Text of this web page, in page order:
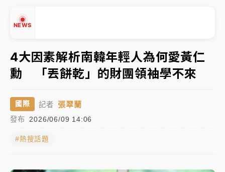
NEWS
中颱白海豚環流掠北海！今明防劇烈降雨 東部高溫飆
38度
周末精選｜ 慈濟遭詐10億完整始末曝！律師掮客大玩兩
面手法 郭台銘、蔡英文成關鍵
本周爆款短影音｜ 柯文哲帶電子手鐶拄拐杖現身／周玉
周末精選｜
任 預算難關如何解？
4大因素解析南韓年輕人為何愛黃仁
勳 「丟餅乾」的財團領袖學不來
國際 記者 張翠蘭
發布 2026/06/09 14:06
#熱搜話題